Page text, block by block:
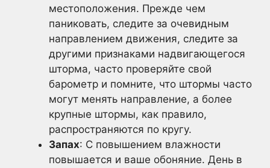
местоположения. Прежде чем
паниковать, следите за очевидным
направлением движения, следите за
другими признаками надвигающегося
шторма, часто проверяйте свой
барометр и помните, что штормы часто
могут менять направление, а более
крупные штормы, как правило,
распространяются по кругу.
Запах: С повышением влажности
повышается и ваше обоняние. День в